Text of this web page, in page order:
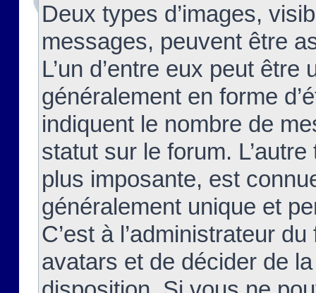
Deux types d’images,
messages, peuvent être
L’un d’entre eux peut
généralement en forme
indiquent le nombre de
statut sur le forum.
plus imposante, est
généralement unique et
C’est à l’administrateur
avatars et de décider de